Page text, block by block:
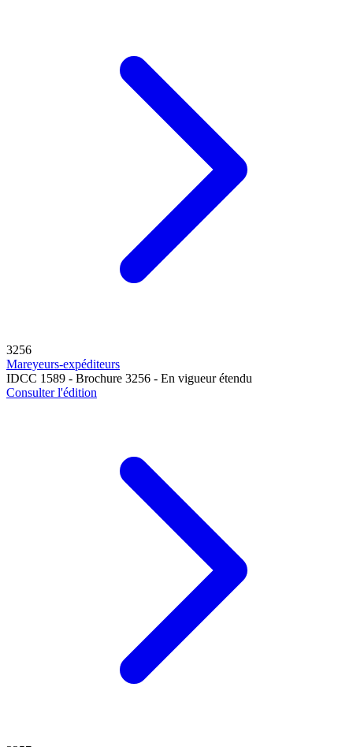
3256
Mareyeurs-expéditeurs
IDCC 1589 - Brochure 3256 - En vigueur étendu
Consulter l'édition